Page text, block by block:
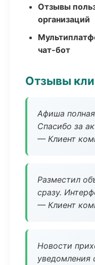
Отзывы
организаций
чат-бот
Отзывы
Афиша
Спасибо за
— Клиент
Разместил
сразу.
— Клиент
Новости
уведомления